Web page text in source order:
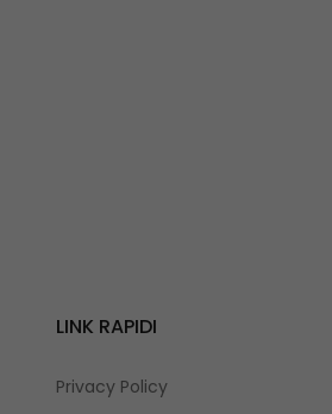
LINK RAPIDI
Privacy Policy